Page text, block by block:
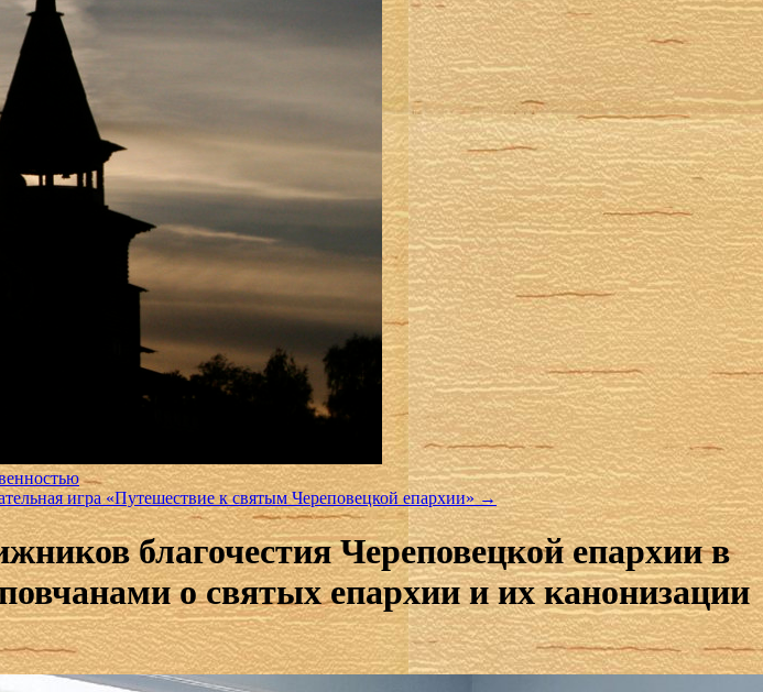
игра «Путешествие к святым Череповецкой епархии»→
благочестия Череповецкой епархии в
о святых епархии и их канонизации